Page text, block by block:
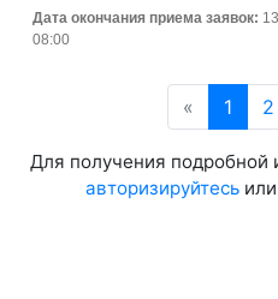
Дата окончания приема заявок:
08:00
« 1 2
Для получения
авторизируйтесь или